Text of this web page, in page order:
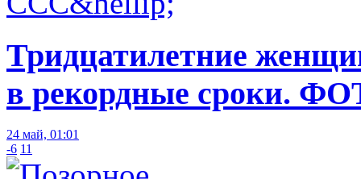
Тридцатилетние
в рекордные сроки.
24 май, 01:01
-6 11